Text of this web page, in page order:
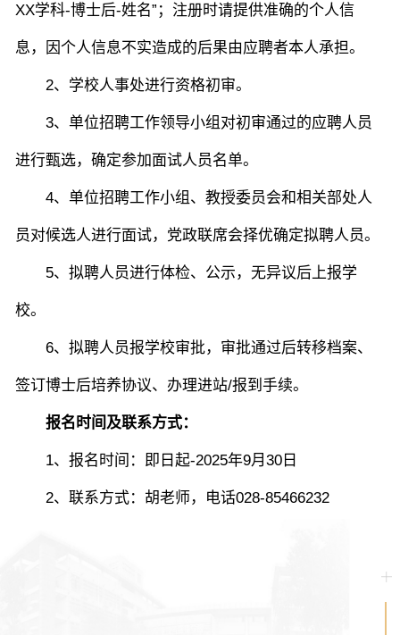
XX学科-博士后-姓名”；注册时请提供准确的个人信
息，因个人信息不实造成的后果由应聘者本人承担。
2、学校人事处进行资格初审。
3、单位招聘工作领导小组对初审通过的应聘人员
进行甄选，确定参加面试人员名单。
4、单位招聘工作小组、教授委员会和相关部处人
员对候选人进行面试，党政联席会择优确定拟聘人员。
5、拟聘人员进行体检、公示，无异议后上报学
校。
6、拟聘人员报学校审批，审批通过后转移档案、
签订博士后培养协议、办理进站/报到手续。
报名时间及联系方式：
1、 报名时间：即日起-2025年9月 30 日
2、 联系方式： 胡老师 ，电话028-85466232